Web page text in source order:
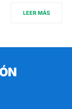
LEER MÁS